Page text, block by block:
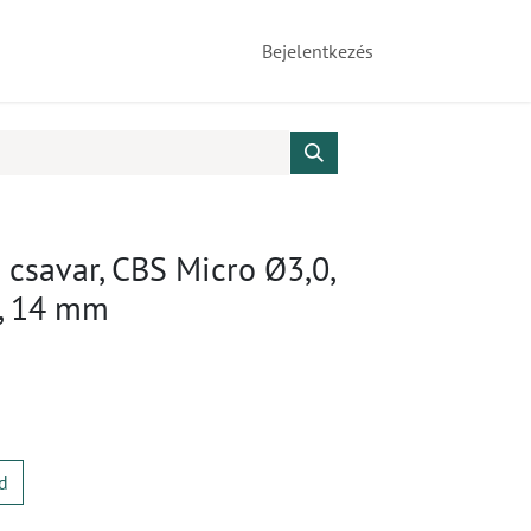
Bejelentkezés
CBS Micro Ø3,0,
14 mm